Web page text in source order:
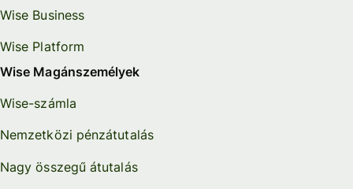
Wise Business
Wise Platform
Wise Magánszemélyek
Wise-számla
Nemzetközi pénzátutalás
Nagy összegű átutalás